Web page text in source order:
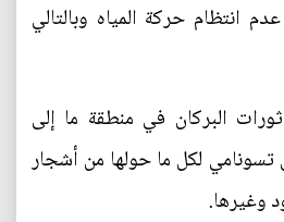
انتظام حركة المياه وبالتالي
البركان في منطقة ما إلى
لكل ما حولها من أشجار
وغيرها.